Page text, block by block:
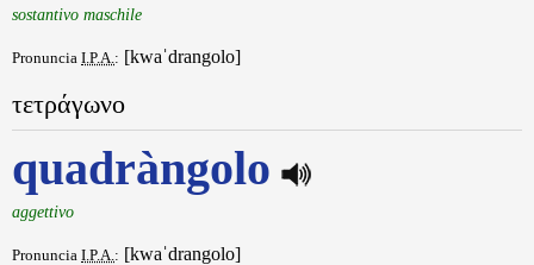
sostantivo maschile
Pronuncia I.P.A.: [kwaˈdrangolo]
τετράγωνο
quadràngolo
aggettivo
Pronuncia I.P.A. : [kwaˈdrangolo]